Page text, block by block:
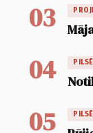
03
04
05